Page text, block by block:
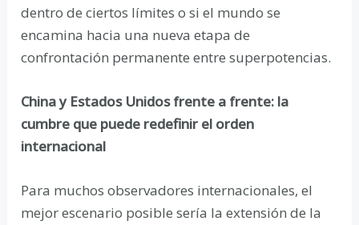
dentro de ciertos límites o si el mundo se
encamina hacia una nueva etapa de
confrontación permanente entre superpotencias.
China y Estados Unidos frente a frente: la
cumbre que puede redefinir el orden
internacional
Para muchos observadores internacionales, el
mejor escenario posible sería la extensión de la